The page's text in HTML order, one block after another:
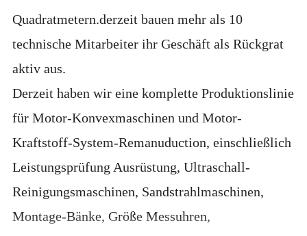
Quadratmetern.derzeit bauen mehr als 10
technische Mitarbeiter ihr Geschäft als Rückgrat
aktiv aus.
Derzeit haben wir eine komplette Produktionslinie
für Motor-Konvexmaschinen und Motor-
Kraftstoff-System-Remanuduction, einschließlich
Leistungsprüfung Ausrüstung, Ultraschall-
Reinigungsmaschinen, Sandstrahlmaschinen,
Montage-Bänke, Größe Messuhren,